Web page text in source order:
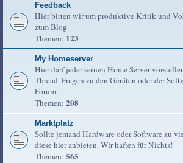
Feedback
Hier bitten wir um produktive Kritik und
zum Blog.
Themen: 123
My Homeserver
Hier darf jeder seinen Home Server
Thread. Fragen zu den Geräten oder der
Forum.
Themen: 208
Marktplatz
Sollte jemand Hardware oder Software zu
diese hier anbieten. Wir haften für Nichts!
Themen: 565